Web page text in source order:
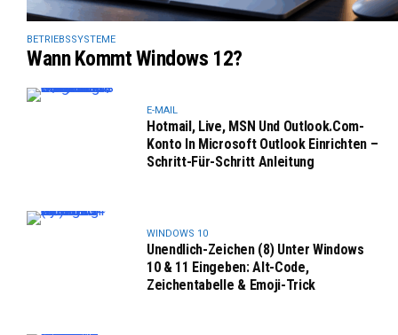
BETRIEBSSYSTEME
Wann Kommt Windows 12?
E-MAIL
Hotmail, Live, MSN Und Outlook.com-
Konto In Microsoft Outlook Einrichten –
Schritt-Für-Schritt Anleitung
WINDOWS 10
Unendlich-Zeichen (8) Unter Windows
10 & 11 Eingeben: Alt-Code,
Zeichentabelle & Emoji-Trick